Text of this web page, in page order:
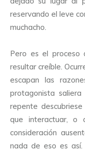
reservando el leve
muchacho.
Pero es el proceso
resultar creíble.
escapan las
protagonista
repente
que interactuar,
consideración
nada de eso es así.